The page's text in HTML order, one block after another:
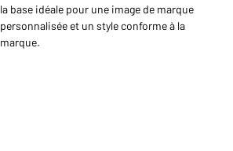
la base idéale pour une image de marque
personnalisée et un style conforme à la
marque.